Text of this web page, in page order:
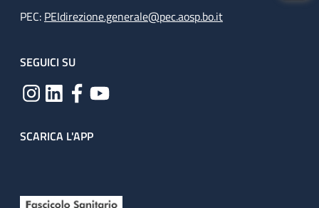
PEC: PEIdirezione.generale@pec.aosp.bo.it
SEGUICI SU
SCARICA L'APP